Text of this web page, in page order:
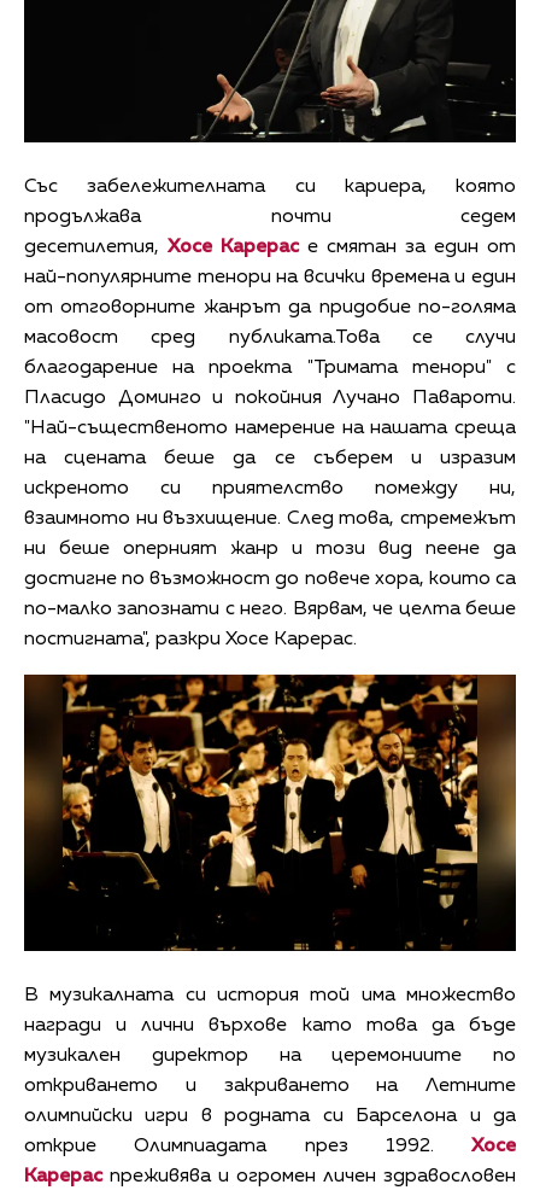
Със забележителната си кариера, която
продължава почти седем
десетилетия, Хосе Карерасе смятан за един от
най-популярните тенори на всички времена и един
от отговорните жанрът да придобие по-голяма
масовост сред публиката.Това се случи
благодарение на проекта "Тримата тенори" с
Пласидо Доминго и покойния Лучано Павароти.
"Най-същественото намерение на нашата среща
на сцената беше да се съберем и изразим
искреното си приятелство помежду ни,
взаимното ни възхищение. След това, стремежът
ни беше оперният жанр и този вид пеене да
достигне по възможност до повече хора, които са
по-малко запознати с него. Вярвам, че целта беше
постигната", разкри Хосе Карерас.
В музикалната си история той има множество
награди и лични върхове като това да бъде
музикален директор на церемониите по
откриването и закриването на Летните
олимпийски игри в родната си Барселона и да
открие Олимпиадата през 1992. Хосе
Карераспреживява и огромен личен здравословен